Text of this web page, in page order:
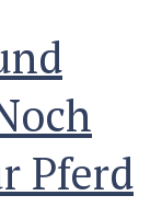
Pferd